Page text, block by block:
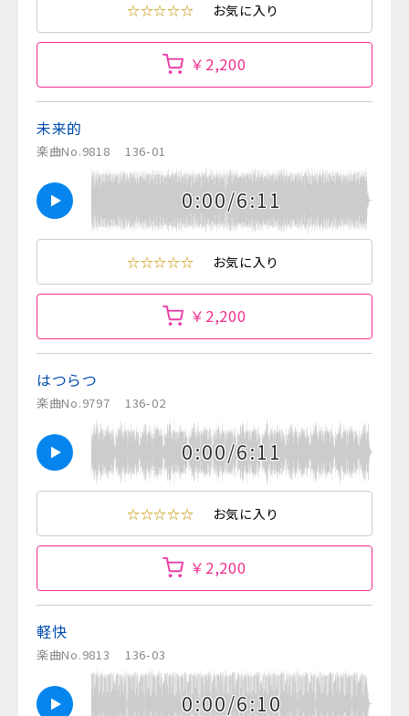
☆☆☆☆☆ お気に入り
￥2,200
未来的
楽曲No.9818 136-01
0:00/6:11
☆☆☆☆☆ お気に入り
￥2,200
はつらつ
楽曲No.9797 136-02
0:00/6:11
☆☆☆☆☆ お気に入り
￥2,200
軽快
楽曲No.9813 136-03
0:00/6:10